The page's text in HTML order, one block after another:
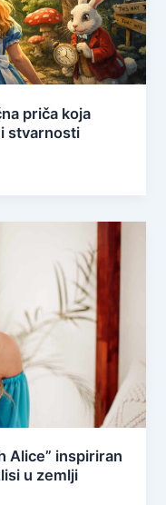
priča koja
stvarnosti
Alice” inspiriran
u zemlji